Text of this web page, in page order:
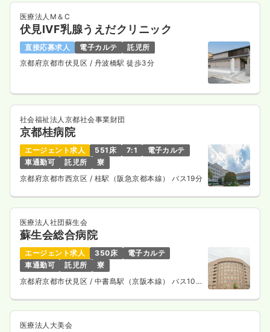
医療法人M＆C
伏見IVF乳腺うえだクリニック
直接応募求人 電子カルテ
託児所
京都府京都市伏見区 / 丹波橋駅 徒歩3分
社会福祉法人京都社会事業財団
京都桂病院
エージェント求人 551床 7:1
電子カルテ
車通勤可
託児所
寮
京都府京都市西京区 / 桂駅（阪急京都本線） バス19分
医療法人社団蘇生会
蘇生会総合病院
エージェント求人 350床
電子カルテ
車通勤可
託児所
寮
京都府京都市伏見区 / 中書島駅（京阪本線） バス10
医療法人大美会